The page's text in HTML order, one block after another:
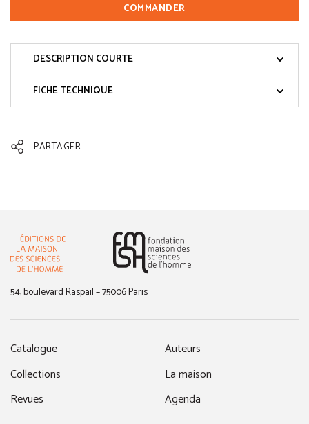
COMMANDER
DESCRIPTION COURTE
FICHE TECHNIQUE
PARTAGER
54, boulevard Raspail – 75006 Paris
Catalogue
Collections
Revues
Auteurs
La maison
Agenda